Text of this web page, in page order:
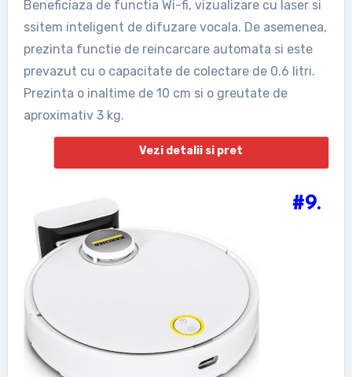
Beneficiaza de functia Wi-fi, vizualizare cu laser si
ssitem inteligent de difuzare vocala. De asemenea,
prezinta functie de reincarcare automata si este
prevazut cu o capacitate de colectare de 0.6 litri.
Prezinta o inaltime de 10 cm si o greutate de
aproximativ 3 kg.
Vezi detalii si pret
#9.